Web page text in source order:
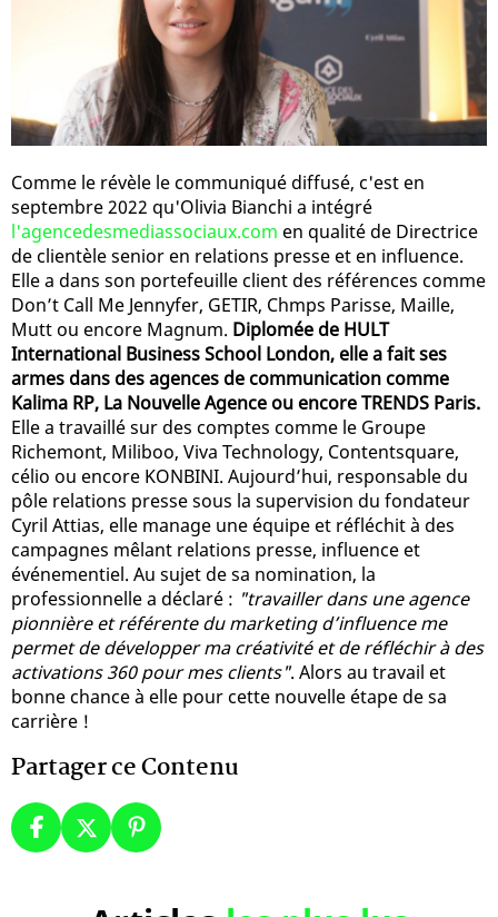
Comme le révèle le communiqué diffusé, c'est en
septembre 2022 qu'Olivia Bianchi a intégré
l'agencedesmediassociaux.com en qualité de Directrice
de clientèle senior en relations presse et en influence.
Elle a dans son portefeuille client des références comme
Don’t Call Me Jennyfer, GETIR, Chmps Parisse, Maille,
Mutt ou encore Magnum. Diplomée de HULT
International Business School London, elle a fait ses
armes dans des agences de communication comme
Kalima RP, La Nouvelle Agence ou encore TRENDS Paris.
Elle a travaillé sur des comptes comme le Groupe
Richemont, Miliboo, Viva Technology, Contentsquare,
célio ou encore KONBINI. Aujourd’hui, responsable du
pôle relations presse sous la supervision du fondateur
Cyril Attias, elle manage une équipe et réfléchit à des
campagnes mêlant relations presse, influence et
événementiel. Au sujet de sa nomination, la
professionnelle a déclaré : "travailler dans une agence
pionnière et référente du marketing d’influence me
permet de développer ma créativité et de réfléchir à des
activations 360 pour mes clients". Alors au travail et
bonne chance à elle pour cette nouvelle étape de sa
carrière !
Partager ce Contenu